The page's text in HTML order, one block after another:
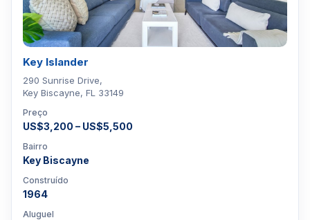
Key Islander
290 Sunrise Drive,
Key Biscayne, FL 33149
Preço
US$3,200 – US$5,500
Bairro
Key Biscayne
Construído
1964
Aluguel